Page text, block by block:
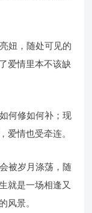
妞，随处可见的
爱情里本不该缺
何修如何补；现
爱情也受牵连。
被岁月涤荡，随
就是一场相逢又
风景。